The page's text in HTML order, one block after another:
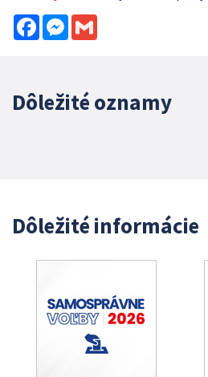
FacebookMessenger
Dôležité oznamy
Dôležité informácie